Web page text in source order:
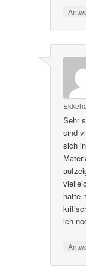
Sehr
sind
sich
hätte
ich